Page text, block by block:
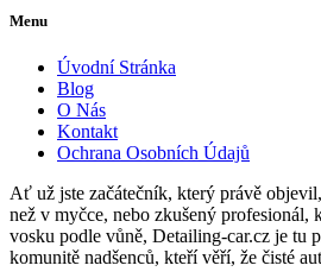
Menu
Úvodní Stránka
Blog
O Nás
Kontakt
Ochrana Osobních Údajů
Ať už jste začátečník, který právě
než v myčce, nebo zkušený profesionál,
vosku podle vůně, Detailing-car.cz je tu
komunitě nadšenců, kteří věří, že čisté